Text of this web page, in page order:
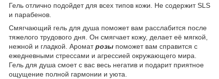
Гель отлично подойдет для всех типов кожи. Не содержит SLS
и парабенов.
Смягчающий гель для душа поможет вам расслабится после
тяжелого трудового дня. Он смягчает кожу, делает её мягкой,
нежной и гладкой. Ароматрозы поможет вам справится с
ежедневными стрессами и агрессией окружающего мира.
Гель для душа смоет с вас весь негатив и подарит приятное
ощущение полной гармонии и уюта.